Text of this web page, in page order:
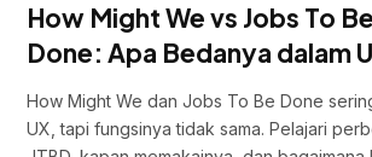
How Might We vs Jobs To Be
Done: Apa Bedanya dalam
How Might We dan Jobs To Be Done
UX, tapi fungsinya tidak sama. Pelajari